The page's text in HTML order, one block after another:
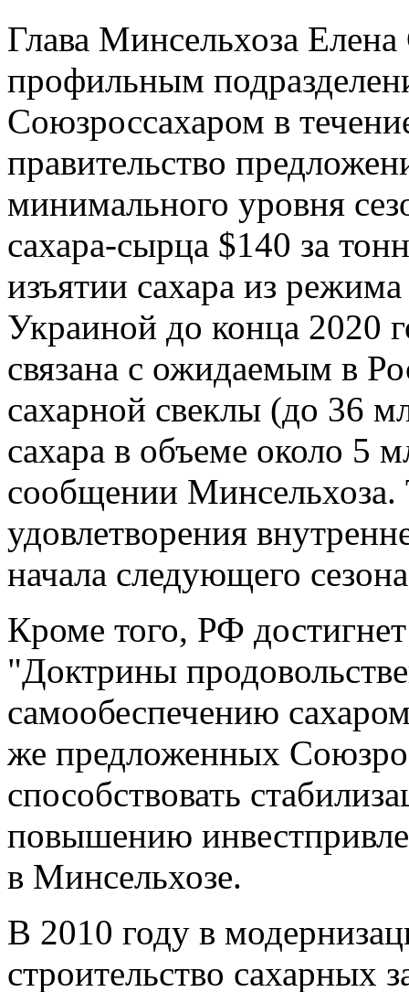
Глава Минсельхоза
профильным
Союзроссахаром в
правительство
минимального уровня
сахара-сырца $140 за
изъятии сахара из
Украиной до конца 2020
связана с ожидаемым в
сахарной свеклы (до 36
сахара в объеме около 5
сообщении Минсельхоза.
удовлетворения
начала следующего
Кроме того, РФ достигнет
"Доктрины
самообеспечению
же предложенных
способствовать
повышению
в Минсельхозе.
В 2010 году в
строительство сахарных